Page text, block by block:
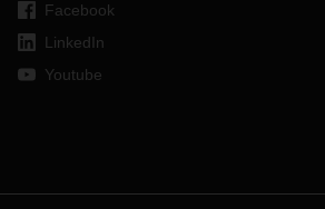
Facebook
LinkedIn
Youtube